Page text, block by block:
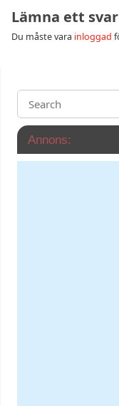
Lämna ett svar
Du måste vara inloggad
Annons: